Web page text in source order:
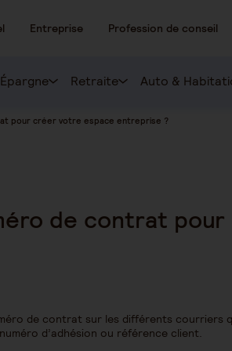
Entreprise Profession de conseil
Épargne Retraite Auto &
pour créer votre espace entreprise ?
de contrat
de contrat sur les différents courriers
d’adhésion ou référence client.